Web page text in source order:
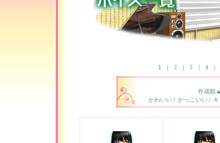
1 2| 3| 4
作成順
かわいい / かっこいい /